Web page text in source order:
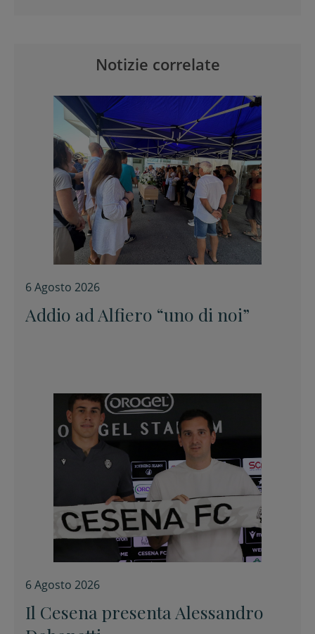
Notizie correlate
6 Agosto 2026
Addio ad Alfiero “uno di noi”
6 Agosto 2026
Il Cesena presenta Alessandro